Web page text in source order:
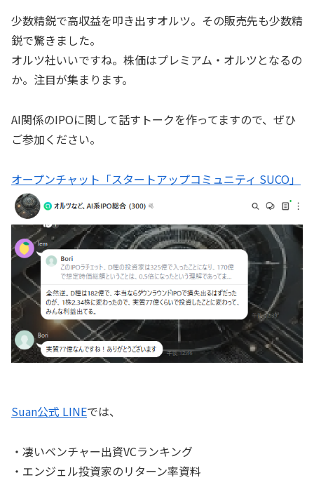
少数精鋭で高収益を叩き出すオルツ。その販売先も少数精
鋭で驚きました。
オルツ社いいですね。株価はプレミアム・オルツとなるの
か。注目が集まります。
AI関係のIPOに関して話すトークを作ってますので、ぜひ
ご参加ください。
オープンチャット「スタートアップコミュニティ SUCO」
Suan公式 LINEでは、
・凄いベンチャー出資VCランキング
・エンジェル投資家のリターン率資料